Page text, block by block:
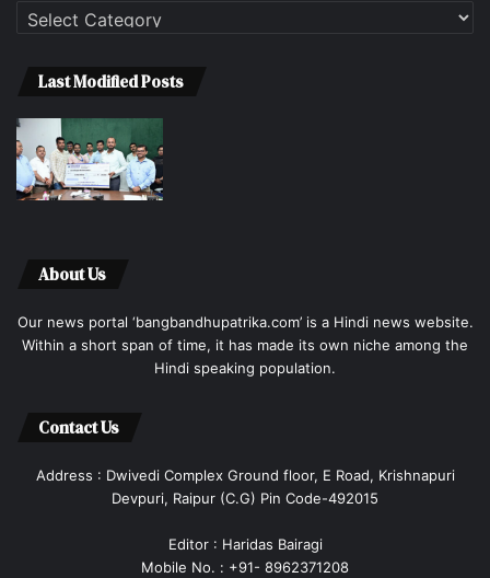
Categories
Last Modified Posts
About Us
Our news portal ‘bangbandhupatrika.com’ is a Hindi news website.
Within a short span of time, it has made its own niche among the
Hindi speaking population.
Contact Us
Address : Dwivedi Complex Ground floor, E Road, Krishnapuri
Devpuri, Raipur (C.G) Pin Code-492015
Editor : Haridas Bairagi
Mobile No. : +91- 8962371208